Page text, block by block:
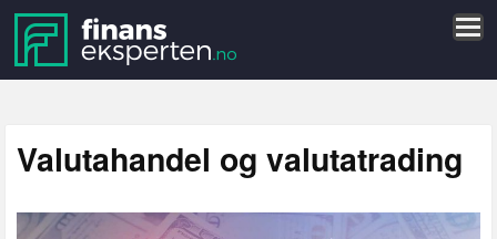
Valutahandel og valutatrading